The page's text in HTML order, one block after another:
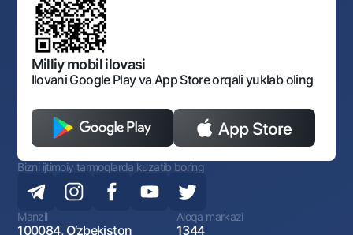
O'zbekiston Respublikasi Tashqi Iqtisodiy Faoliyat Milliy
Bankining ish tartibi va rejimi
Ochiq ma'lumotlar
Monopoliyaga qarshi komplaens
Milliy mobil ilovasi
Ilovani Google Play va App Store orqali yuklab oling
Bizni ijtimoiy tarmoqlarda kuzatib boring
Manzil
100084, O‘zbekiston
Aloqa markazi
1344